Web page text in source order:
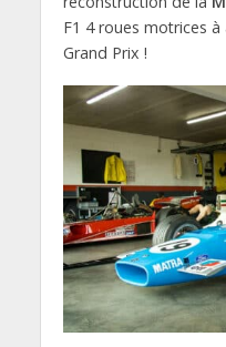
F1 4 roues motrices
Grand Prix !